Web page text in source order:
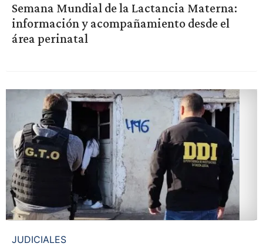
Semana Mundial de la Lactancia Materna:
información y acompañamiento desde el
área perinatal
JUDICIALES